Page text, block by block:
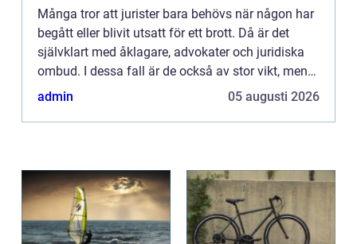
Många tror att jurister bara behövs när någon har
begått eller blivit utsatt för ett brott. Då är det
självklart med åklagare, advokater och juridiska
ombud. I dessa fall är de också av stor vikt, men
det behöver inte vara så dramatiskt för att juris...
admin 05 augusti 2026